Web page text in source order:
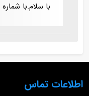
با سلام.با
اطلاعات تماس